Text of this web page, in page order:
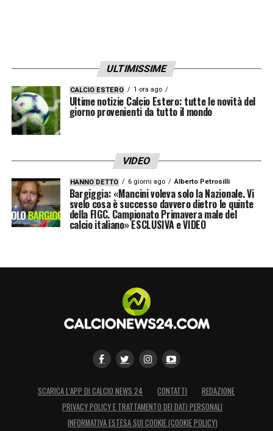
ULTIMISSIME
CALCIO ESTERO 1 ora ago
Ultime notizie Calcio Estero: tutte le novità del
giorno provenienti da tutto il mondo
VIDEO
HANNO DETTO 6 giorni ago Alberto Petrosilli
Bargiggia: «Mancini voleva solo la Nazionale. Vi
svelo cosa è successo davvero dietro le quinte
della FIGC. Campionato Primavera male del
calcio italiano» ESCLUSIVA e VIDEO
SCARICA L’APP DI CALCIO NEWS 24 CONTATTI
REDAZIONE
PRIVACY POLICY E TRATTAMENTO DEI DATI PERSONALI
INFORMATIVA ESTESA SUI COOKIE (COOKIE POLICY)